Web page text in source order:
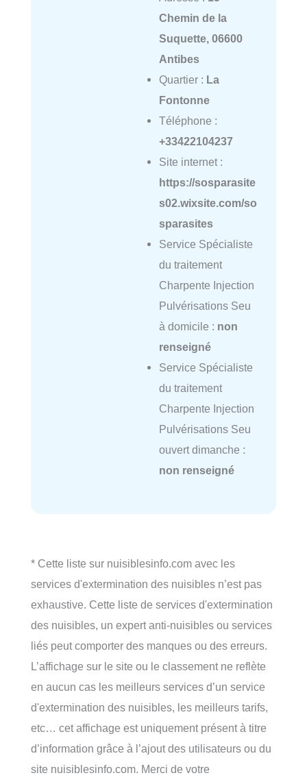
Chemin de la
Suquette, 06600
Antibes
Quartier : La
Fontonne
Téléphone :
+33422104237
Site internet :
https://sosparasite
s02.wixsite.com/so
sparasites
Service Spécialiste
du traitement
Charpente Injection
Pulvérisations Seu
à domicile : non
renseigné
Service Spécialiste
du traitement
Charpente Injection
Pulvérisations Seu
ouvert dimanche :
non renseigné
* Cette liste sur nuisiblesinfo.com avec les
services d'extermination des nuisibles n’est pas
exhaustive. Cette liste de services d'extermination
des nuisibles, un expert anti-nuisibles ou services
liés peut comporter des manques ou des erreurs.
L’affichage sur le site ou le classement ne reflète
en aucun cas les meilleurs services d’un service
d'extermination des nuisibles, les meilleurs tarifs,
etc… cet affichage est uniquement présent à titre
d’information grâce à l’ajout des utilisateurs ou du
site nuisiblesinfo.com. Merci de votre